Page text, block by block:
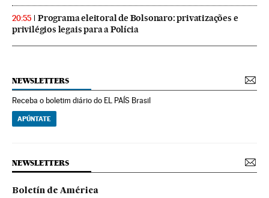
20:55
Programa eleitoral de Bolsonaro: privatizações e
privilégios legais para a Polícia
NEWSLETTERS
Receba o boletim diário do EL PAÍS Brasil
APÚNTATE
NEWSLETTERS
Boletín de América